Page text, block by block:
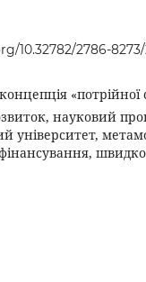
10.32782/2786-
концепція «потрійної
науковий
університет,